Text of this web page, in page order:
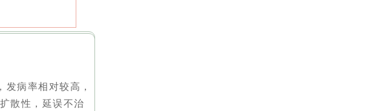
病率相对较高，
散性，延误不治